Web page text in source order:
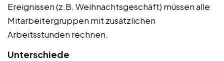
Ereignissen (z.B. Weihnachtsgeschäft) müssen alle
Mitarbeitergruppen mit zusätzlichen
Arbeitsstunden rechnen.
Unterschiede